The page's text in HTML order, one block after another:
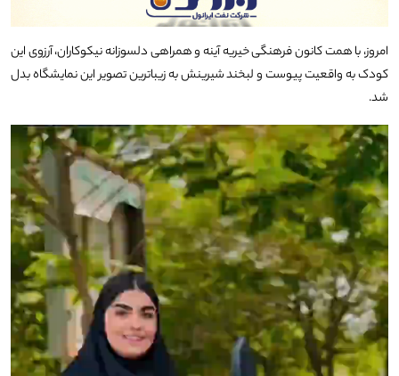
امروز، با همت کانون فرهنگی خیریه آینه و همراهی دلسوزانه نیکوکاران، آرزوی این
کودک به واقعیت پیوست و لبخند شیرینش به زیباترین تصویر این نمایشگاه بدل
شد.
نمایشگر
ویدیو